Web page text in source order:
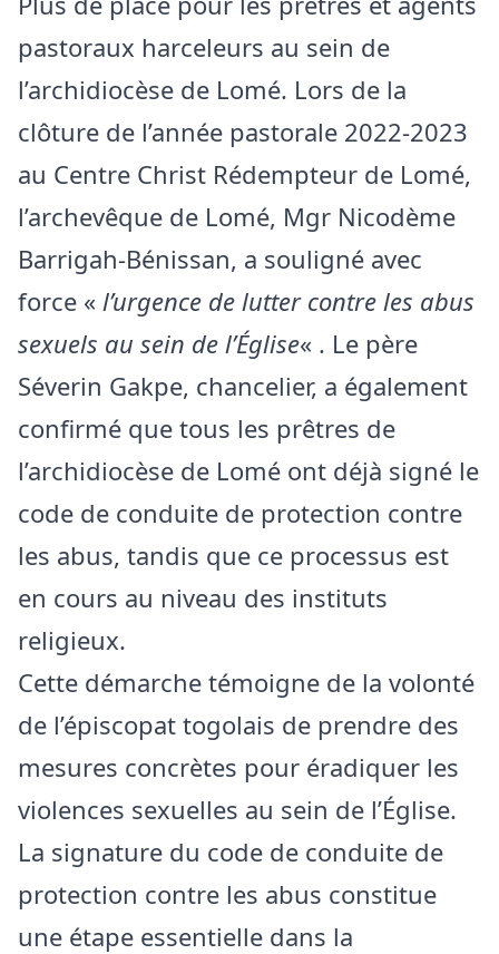
pastoraux harceleurs au sein de
l’archidiocèse de Lomé. Lors de la
clôture de l’année pastorale 2022-2023
au Centre Christ Rédempteur de Lomé,
l’archevêque de Lomé, Mgr Nicodème
Barrigah-Bénissan, a souligné avec
force « l’urgence de lutter contre les abus
sexuels au sein de l’Église« . Le père
Séverin Gakpe, chancelier, a également
confirmé que tous les prêtres de
l’archidiocèse de Lomé ont déjà signé le
code de conduite de protection contre
les abus, tandis que ce processus est
en cours au niveau des instituts
religieux.
Cette démarche témoigne de la volonté
de l’épiscopat togolais de prendre des
mesures concrètes pour éradiquer les
violences sexuelles au sein de l’Église.
La signature du code de conduite de
protection contre les abus constitue
une étape essentielle dans la